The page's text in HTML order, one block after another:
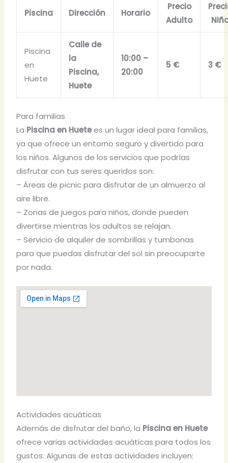
Piscina Dirección Horario
Precio
Adulto
Piscina
en
Huete
Calle de
la
Piscina,
Huete
10:00 –
20:00
5 € 3 €
Para familias
La Piscina en Huetees un lugar ideal para familias,
ya que ofrece un entorno seguro y divertido para
los niños. Algunos de los servicios que podrías
disfrutar con tus seres queridos son:
– Áreas de picnic para disfrutar de un almuerzo al
aire libre.
– Zonas de juegos para niños, donde pueden
divertirse mientras los adultos se relajan.
– Servicio de alquiler de sombrillas y tumbonas
para que puedas disfrutar del sol sin preocuparte
por nada.
Actividades acuáticas
Además de disfrutar del baño, la Piscina en Huete
ofrece varias actividades acuáticas para todos los
gustos. Algunas de estas actividades incluyen: